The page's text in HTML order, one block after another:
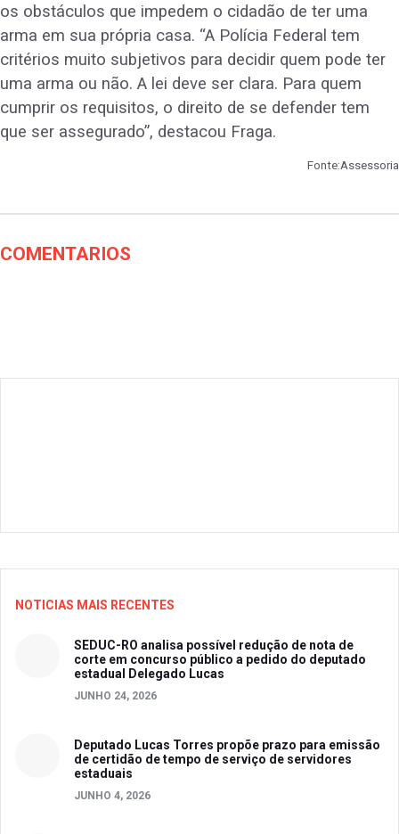
os obstáculos que impedem o cidadão de ter uma
arma em sua própria casa. “A Polícia Federal tem
critérios muito subjetivos para decidir quem pode ter
uma arma ou não. A lei deve ser clara. Para quem
cumprir os requisitos, o direito de se defender tem
que ser assegurado”, destacou Fraga.
Fonte:Assessoria
COMENTARIOS
NOTICIAS MAIS RECENTES
SEDUC-RO analisa possível redução de nota de
corte em concurso público a pedido do deputado
estadual Delegado Lucas
JUNHO 24, 2026
Deputado Lucas Torres propõe prazo para emissão
de certidão de tempo de serviço de servidores
estaduais
JUNHO 4, 2026